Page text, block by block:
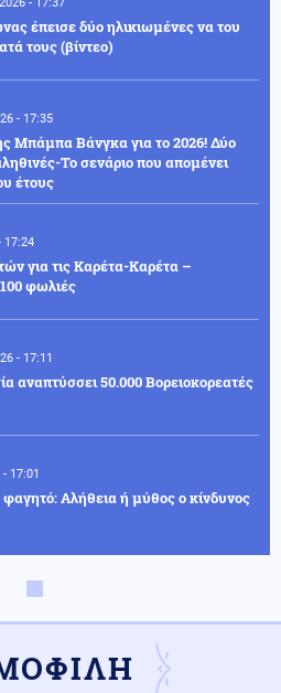
έπεισε δύο ηλικιωμένες να του
τους (βίντεο)
- 17:35
Μπάμπα Βάνγκα για το 2026! Δύο
Το σενάριο που απομένει
έτους
17:24
για τις Καρέτα-Καρέτα –
φωλιές
- 17:11
αναπτύσσει 50.000 Βορειοκορεατές
17:01
Αλήθεια ή μύθος ο κίνδυνος